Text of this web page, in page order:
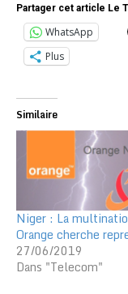
Partager cet article Le
WhatsApp
Plus
Similaire
Niger : La
Orange cherche
27/06/2019
Dans "Telecom"